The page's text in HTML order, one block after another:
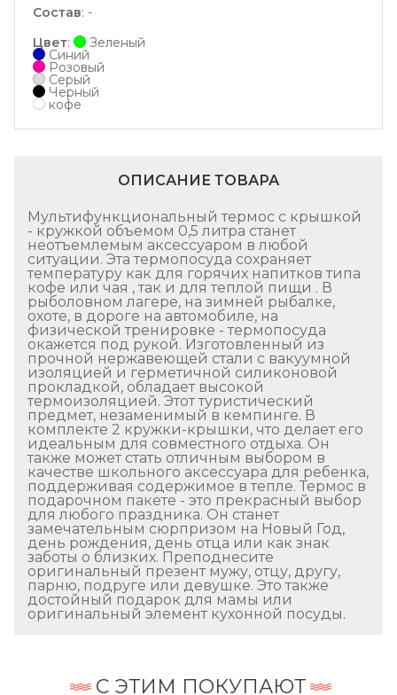
Состав: -
Цвет: Зеленый
Синий
Розовый
Серый
Черный
кофе
ОПИСАНИЕ ТОВАРА
Мультифункциональный термос с крышкой
- кружкой объемом 0,5 литра станет
неотъемлемым аксессуаром в любой
ситуации. Эта термопосуда сохраняет
температуру как для горячих напитков типа
кофе или чая , так и для теплой пищи . В
рыболовном лагере, на зимней рыбалке,
охоте, в дороге на автомобиле, на
физической тренировке - термопосуда
окажется под рукой. Изготовленный из
прочной нержавеющей стали с вакуумной
изоляцией и герметичной силиконовой
прокладкой, обладает высокой
термоизоляцией. Этот туристический
предмет, незаменимый в кемпинге. В
комплекте 2 кружки-крышки, что делает его
идеальным для совместного отдыха. Он
также может стать отличным выбором в
качестве школьного аксессуара для ребенка,
поддерживая содержимое в тепле. Термос в
подарочном пакете - это прекрасный выбор
для любого праздника. Он станет
замечательным сюрпризом на Новый Год,
день рождения, день отца или как знак
заботы о близких. Преподнесите
оригинальный презент мужу, отцу, другу,
парню, подруге или девушке. Это также
достойный подарок для мамы или
оригинальный элемент кухонной посуды.
С ЭТИМ ПОКУПАЮТ